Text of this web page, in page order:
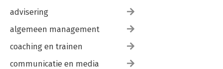
advisering
algemeen management
coaching en trainen
communicatie en media